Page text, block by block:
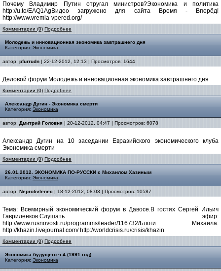
Почему Владимир Путин отругал министров?Экономика и политика
http://u.to/EAQ1AgВидео загружено для сайта Время - Вперёд!
http://www.vremia-vpered.org/
Комментарии (0) Подробнее
Молодежь и инновационная экономика завтрашнего дня
Категория: Экономика
автор: pfurrudn | 22-12-2012, 12:13 | Просмотров: 1644
Деловой форум Молодежь и инновационная экономика завтрашнего дня
Комментарии (0) Подробнее
Александр Дугин - Экономика смерти
Категория: Экономика
автор: Дмитрий Головня | 20-12-2012, 04:47 | Просмотров: 6078
Александр Дугин на 10 заседании Евразийского экономического клуба
Экономика смерти
Комментарии (0) Подробнее
26.01.2012. ЭКОНОМИКА ПО-РУССКИ с Михаилом Хазиным
Категория: Экономика
автор: Neprotivlenec | 18-12-2012, 08:03 | Просмотров: 10587
Тема: Всемирный экономический форум в Давосе.В гостях Сергей Ильич
Гавриленков.Слушать эфир:
http://www.rusnovosti.ru/programms/leader/116732/Блоги Михаила:
http://khazin.livejournal.com/ http://worldcrisis.ru/crisis/khazin
Комментарии (0) Подробнее
Экономика будущего ч.4 (1991 год)
Категория: Экономика